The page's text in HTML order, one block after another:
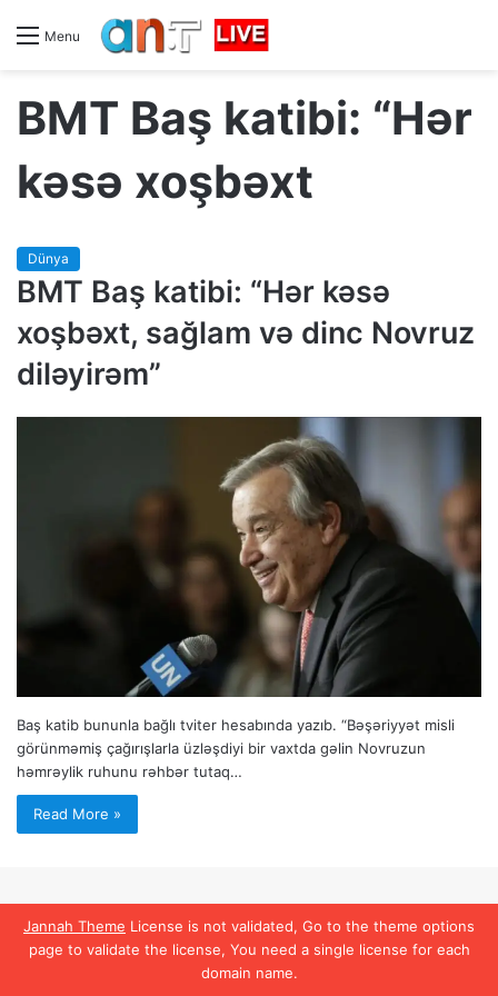
Jannah Theme License is not validated, Go to the theme options
page to validate the license, You need a single license for each
domain name.
Menu
BMT Baş katibi: “Hər
kəsə xoşbəxt
Dünya
BMT Baş katibi: “Hər kəsə
xoşbəxt, sağlam və dinc Novruz
diləyirəm”
Baş katib bununla bağlı tviter hesabında yazıb. “Bəşəriyyət misli
görünməmiş çağırışlarla üzləşdiyi bir vaxtda gəlin Novruzun
həmrəylik ruhunu rəhbər tutaq…
Read More »